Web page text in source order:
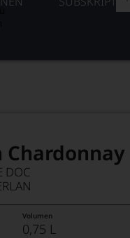
Chardonnay
DOC
Volumen
0,75 L